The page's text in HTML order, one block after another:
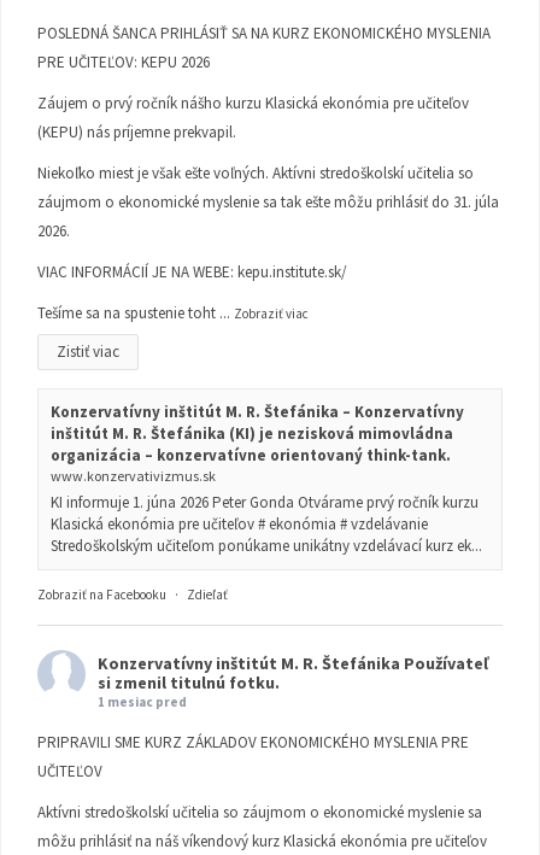
POSLEDNÁ ŠANCA PRIHLÁSIŤ SA NA KURZ EKONOMICKÉHO MYSLENIA
PRE UČITEĽOV: KEPU 2026
Záujem o prvý ročník nášho kurzu Klasická ekonómia pre učiteľov
(KEPU) nás príjemne prekvapil.
Niekoľko miest je však ešte voľných. Aktívni stredoškolskí učitelia so
záujmom o ekonomické myslenie sa tak ešte môžu prihlásiť do 31. júla
2026.
VIAC INFORMÁCIÍ JE NA WEBE: kepu.institute.sk/
Tešíme sa na spustenie toht ... Zobraziť viac
Zistiť viac
Konzervatívny inštitút M. R. Štefánika – Konzervatívny
inštitút M. R. Štefánika (KI) je nezisková mimovládna
organizácia – konzervatívne orientovaný think-tank.
www.konzervativizmus.sk
KI informuje 1. júna 2026 Peter Gonda Otvárame prvý ročník kurzu
Klasická ekonómia pre učiteľov # ekonómia # vzdelávanie
Stredoškolským učiteľom ponúkame unikátny vzdelávací kurz ek...
Zobraziť na Facebooku · Zdieľať
Konzervatívny inštitút M. R. Štefánika Používateľ
si zmenil titulnú fotku.
1 mesiac pred
PRIPRAVILI SME KURZ ZÁKLADOV EKONOMICKÉHO MYSLENIA PRE
UČITEĽOV
Aktívni stredoškolskí učitelia so záujmom o ekonomické myslenie sa
môžu prihlásiť na náš víkendový kurz Klasická ekonómia pre učiteľov